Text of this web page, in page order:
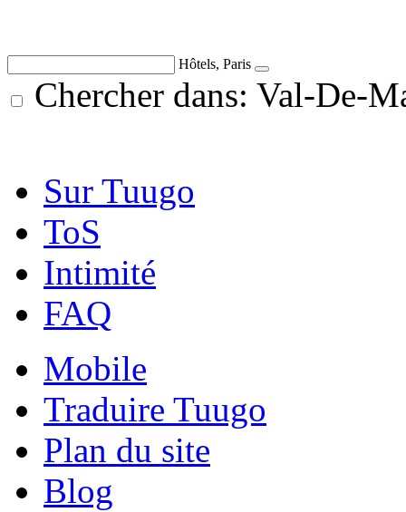
Hôtels, Paris
Chercher dans: Val-De-
Sur Tuugo
ToS
Intimité
FAQ
Mobile
Traduire Tuugo
Plan du site
Blog